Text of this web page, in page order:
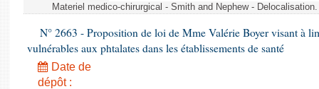
Materiel medico-chirurgical - Smith and Nephew -
N° 2663 - Proposition de loi de Mme Valérie Boyer visant à
vulnérables aux phtalates dans les établissements de santé
Date de
dépôt :